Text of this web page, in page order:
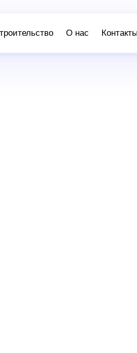
О нас Контакты